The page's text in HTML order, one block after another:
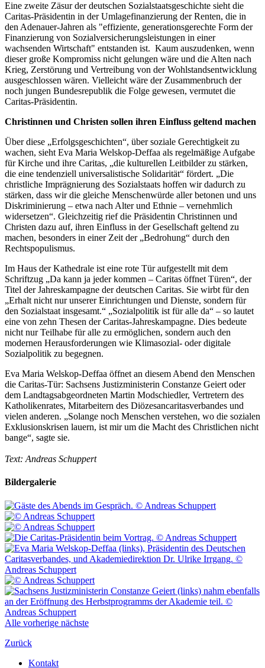
Eine zweite Zäsur der deutschen Sozialstaatsgeschichte sieht die
Caritas-Präsidentin in der Umlagefinanzierung der Renten, die in
den Adenauer-Jahren als "effiziente, generationsgerechte Form der
Finanzierung von Sozialversicherungsleistungen in einer
wachsenden Wirtschaft" entstanden ist. Kaum auszudenken, wenn
dieser große Kompromiss nicht gelungen wäre und die Alten nach
Krieg, Zerstörung und Vertreibung von der Wohlstandsentwicklung
ausgeschlossen wären. Vielleicht wäre der Zusammenbruch der
noch jungen Bundesrepublik die Folge gewesen, vermutet die
Caritas-Präsidentin.
Christinnen und Christen sollen ihren Einfluss geltend machen
Über diese „Erfolgsgeschichten“, über soziale Gerechtigkeit zu
wachen, sieht Eva Maria Welskop-Deffaa als regelmäßige Aufgabe
für Kirche und ihre Caritas, „die kulturellen Leitbilder zu stärken,
die eine tendenziell universalistische Solidarität“ fördert. „Die
christliche Imprägnierung des Sozialstaats hoffen wir dadurch zu
stärken, dass wir die gleiche Menschenwürde aller betonen und uns
Diskriminierung – etwa nach Alter und Ethnie – vernehmlich
widersetzen“. Gleichzeitig rief die Präsidentin Christinnen und
Christen dazu auf, ihren Einfluss in der Gesellschaft geltend zu
machen, besonders in einer Zeit der „Bedrohung“ durch den
Rechtspopulismus.
Im Haus der Kathedrale ist eine rote Tür aufgestellt mit dem
Schriftzug „Da kann ja jeder kommen – Caritas öffnet Türen“, der
Titel der Jahreskampagne der deutschen Caritas. Sie wirbt für den
„Erhalt nicht nur unserer Einrichtungen und Dienste, sondern für
den Sozialstaat insgesamt.“ „Sozialpolitik ist für alle da“ – so lautet
eine von zehn Thesen der Caritas-Jahreskampagne. Dies bedeute
nicht nur Teilhabe für alle zu ermöglichen, sondern auch den
modernen Herausforderungen wie Klimasozial- oder digitale
Sozialpolitik zu begegnen.
Eva Maria Welskop-Deffaa öffnet an diesem Abend den Menschen
die Caritas-Tür: Sachsens Justizministerin Constanze Geiert oder
dem Landtagsabgeordneten Martin Modschiedler, Vertretern des
Katholikenrates, Mitarbeitern des Diözesancaritasverbandes und
vielen anderen. „Solange noch Menschen verstehen, wo die sozialen
Exklusionskrisen lauern, ist mir um die Macht des Christlichen nicht
bange“, sagte sie.
Text: Andreas Schuppert
Bildergalerie
Alle vorherige nächste
Zurück
Kontakt